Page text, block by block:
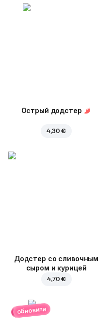
Острый додстер
4,30 €
Додстер со сливочным
сыром и курицей
4,70 €
обновили